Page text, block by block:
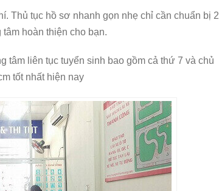
Thủ tục hồ sơ nhanh gọn nhẹ chỉ cần chuẩn bị 2
hoàn thiện cho bạn.
tâm liên tục tuyển sinh bao gồm cả thứ 7 và chủ
tốt nhất hiện nay